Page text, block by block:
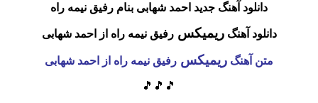
دانلود آهنگ جدید احمد شهابی بنام رفیق نیمه راه
دانلود آهنگریمیکسرفیق نیمه راه از احمد شهابی
متن آهنگریمیکس رفیق نیمه راه از احمد شهابی
🎵🎵🎵